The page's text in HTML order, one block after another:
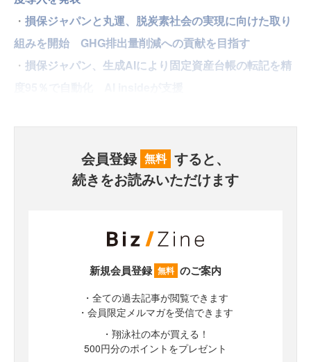
・ 損保ジャパンと丸運、脱炭素社会の実現に向けた取り
組みを開始 GHG排出量削減への貢献を目指す
・ 損保ジャパン、生成AIにより固定資産台帳の転記を精
会員登録 無料 すると、
続きをお読みいただけます
新規会員登録 無料 のご案内
・全ての過去記事が閲覧できます
・会員限定メルマガを受信できます
・翔泳社の本が買える！
500円分のポイントをプレゼント